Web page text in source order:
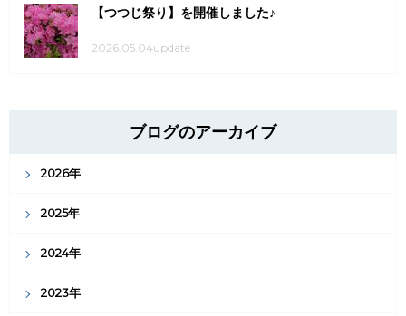
【つつじ祭り】を開催しました♪
2026.05.04update
ブログのアーカイブ
2026年
2025年
2024年
2023年